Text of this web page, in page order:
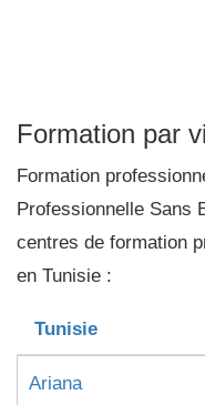
Formation par
Formation
Professionnelle Sans
centres de formation
en Tunisie :
Tunisie
Ariana